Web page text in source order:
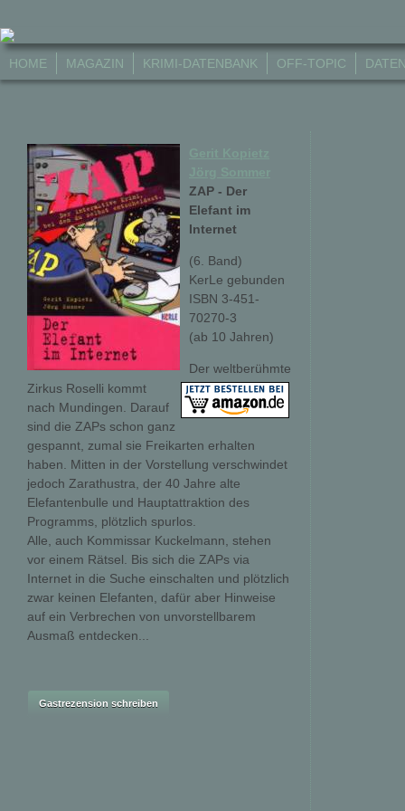
HOME MAGAZIN KRIMI-DATENBANK OFF-TOPIC
Gerit Kopietz
ZAP - Der
Elefant im
Internet
(6. Band)
KerLe gebunden
ISBN 3-451-
70270-3
(ab 10 Jahren)
Der weltberühmte
Zirkus Roselli kommt
nach Mundingen. Darauf
sind die ZAPs schon ganz
gespannt, zumal sie Freikarten erhalten
haben. Mitten in der Vorstellung verschwindet
jedoch Zarathustra, der 40 Jahre alte
Elefantenbulle und Hauptattraktion des
Programms, plötzlich spurlos.
Alle, auch Kommissar Kuckelmann, stehen
vor einem Rätsel. Bis sich die ZAPs via
Internet in die Suche einschalten und plötzlich
zwar keinen Elefanten, dafür aber Hinweise
auf ein Verbrechen von unvorstellbarem
Ausmaß entdecken...